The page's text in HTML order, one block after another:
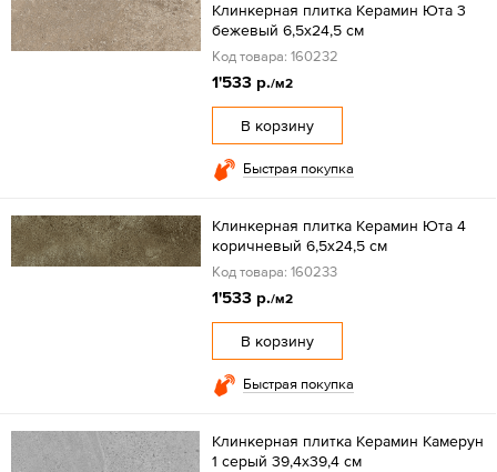
Клинкерная плитка Керамин Юта 3
бежевый 6,5x24,5 см
Код товара: 160232
1'533 р./м2
В корзину
Быстрая покупка
Клинкерная плитка Керамин Юта 4
коричневый 6,5x24,5 см
Код товара: 160233
1'533 р./м2
В корзину
Быстрая покупка
Клинкерная плитка Керамин Камерун
1 серый 39,4x39,4 см